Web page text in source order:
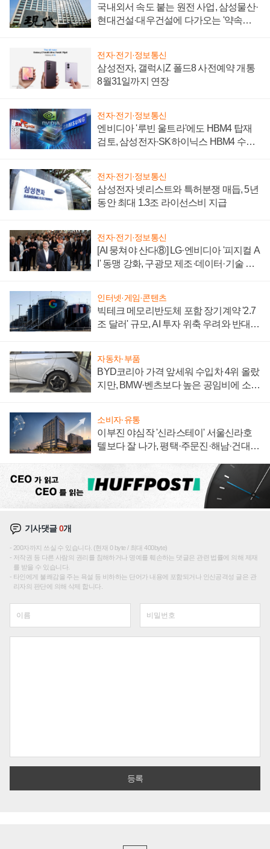
국내외서 속도 붙는 원전 사업, 삼성물산·
현대건설·대우건설에 다가오는 '약속의
전자·전기·정보통신
삼성전자, 갤럭시Z 폴드8 사전예약 개통
8월31일까지 연장
전자·전기·정보통신
엔비디아 '루빈 울트라'에도 HBM4 탑재
검토, 삼성전자·SK하이닉스 HBM4 수율
전자·전기·정보통신
삼성전자 넷리스트와 특허분쟁 매듭, 5년
동안 최대 1.3조 라이선스비 지급
전자·전기·정보통신
[AI 뭉쳐야 산다⑧] LG·엔비디아 '피지컬 A
I' 동맹 강화, 구광모 제조·데이터·기술 결
인터넷·게임·콘텐츠
빅테크 메모리반도체 포함 장기계약 '2.7
조 달러' 규모, AI 투자 위축 우려와 반대
자동차·부품
BYD코리아 가격 앞세워 수입차 4위 올랐
지만, BMW·벤츠보다 높은 공임비에 소비
소비자·유통
이부진 야심작 '신라스테이' 서울신라호
텔보다 잘 나가, 평택·주문진·해남·건대로
기사댓글0개
200자까지 쓰실 수 있습니다. (현재 0 byte / 최대 400byte)
저작권 등 다른 사람의 권리를 침해하거나 명예를 훼손하는 댓글은 관련 법률에 의해 제재
를 받을 수 있습니다.
타인에게 불쾌감을 주는 욕설 등 비하하는 단어가 내용에 포함되거나 인신공격성 글은 관
리자의 판단에 의해 삭제 합니다.